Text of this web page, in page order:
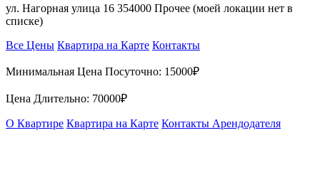
ул. Нагорная улица 16 354000 Прочее (моей локации нет в
списке)
Все Цены Квартира на Карте Контакты
Минимальная Цена Посуточно: 15000₽
Цена Длительно: 70000₽
О Квартире Квартира на Карте Контакты Арендодателя